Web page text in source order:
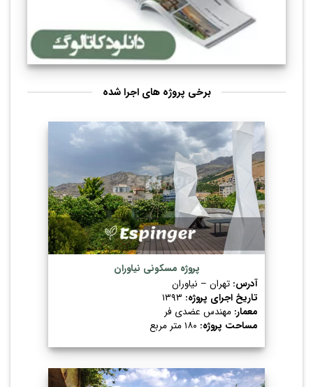
برخی پروژه های اجرا شده
پروژه مسکونی نیاوران
آدرس: تهران – نیاوران
تاریخ اجرای پروژه: ۱۳۹۳
معمار: مهندس عضدی فر
مساحت پروژه: